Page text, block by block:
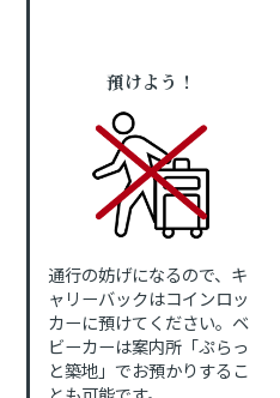
預けよう！
通行の妨げになるので、キ
ャリーバックはコインロッ
カーに預けてください。ベ
ビーカーは案内所「ぷらっ
と築地」でお預かりするこ